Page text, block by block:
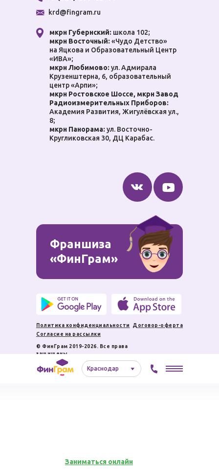
© ФинГрам 2019-2026. Все права
защищены.
Политика конфиденциальности
Согласие на рассылки
Договор-оферта
krd@fingram.ru
Франшиза
«ФинГрам»
мкрн Губернский: школа 102;
мкрн Восточный: «Чудо Детство»
на Яцкова и Образовательный Центр
«ИВА»;
мкрн Любимово: ул. Адмирала
Крузенштерна, 6, образовательный
центр «Арпи»;
мкрн Ростовское Шоссе, мкрн Завод
Радиоизмерительных Приборов:
Академия Развития, Жигулёвская ул.,
8;
мкрн Панорама: ул. Восточно-
Кругликовская 30, ДЦ Карабас.
Краснодар⠀⠀⠀⠀
Заниматься онлайн